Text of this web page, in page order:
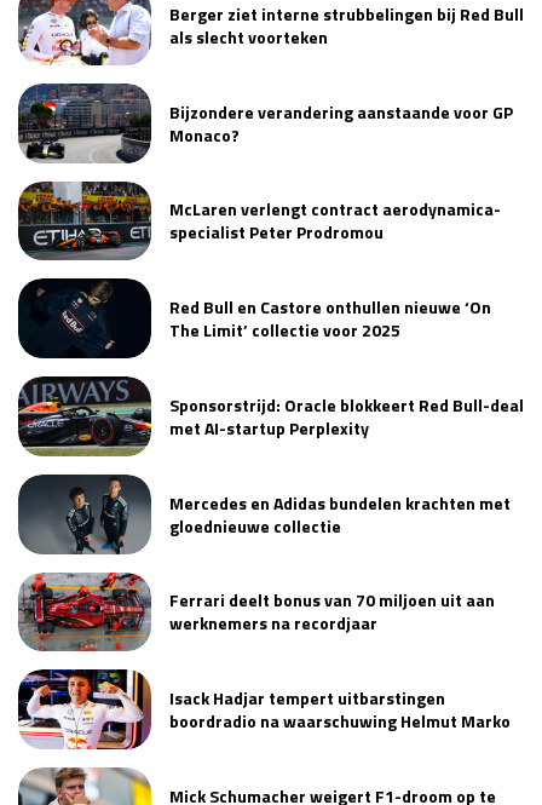
Berger ziet interne strubbelingen bij Red Bull
als slecht voorteken
Bijzondere verandering aanstaande voor GP
Monaco?
McLaren verlengt contract aerodynamica-
specialist Peter Prodromou
Red Bull en Castore onthullen nieuwe ‘On
The Limit’ collectie voor 2025
Sponsorstrijd: Oracle blokkeert Red Bull-deal
met AI-startup Perplexity
Mercedes en Adidas bundelen krachten met
gloednieuwe collectie
Ferrari deelt bonus van 70 miljoen uit aan
werknemers na recordjaar
Isack Hadjar tempert uitbarstingen
boordradio na waarschuwing Helmut Marko
Mick Schumacher weigert F1-droom op te